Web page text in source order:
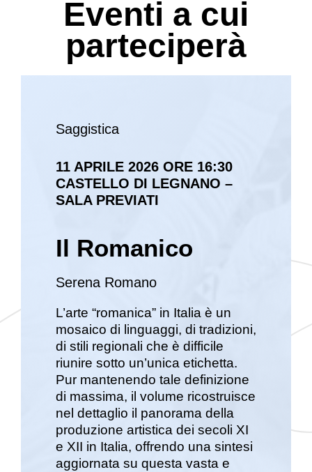
Eventi a cui
parteciperà
Saggistica
11 APRILE 2026 ORE 16:30
CASTELLO DI LEGNANO –
SALA PREVIATI
Il Romanico
Serena Romano
L’arte “romanica” in Italia è un
mosaico di linguaggi, di tradizioni,
di stili regionali che è difficile
riunire sotto un’unica etichetta.
Pur mantenendo tale definizione
di massima, il volume ricostruisce
nel dettaglio il panorama della
produzione artistica dei secoli XI
e XII in Italia, offrendo una sintesi
aggiornata su questa vasta e